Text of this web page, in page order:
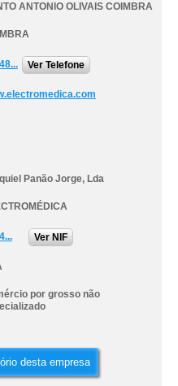
ANTONIO OLIVAIS COIMBRA
Ver Telefone
Panão Jorge, Lda
Ver NIF
por grosso não
desta empresa